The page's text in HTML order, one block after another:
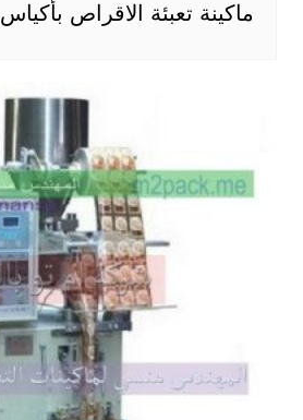
ماكينة تعبئة الاقراص بأكياس